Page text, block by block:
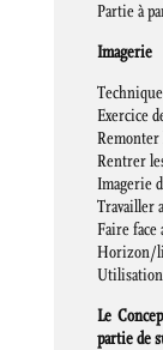
Partie à
Imagerie
Exercice
Remonter
Rentrer
Imagerie
Travailler
Faire face
Horizon/
Le
partie de